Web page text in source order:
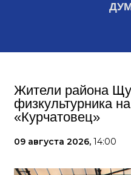
Жители района
физкультурника
«Курчатовец»
09 августа 2026, 14:00